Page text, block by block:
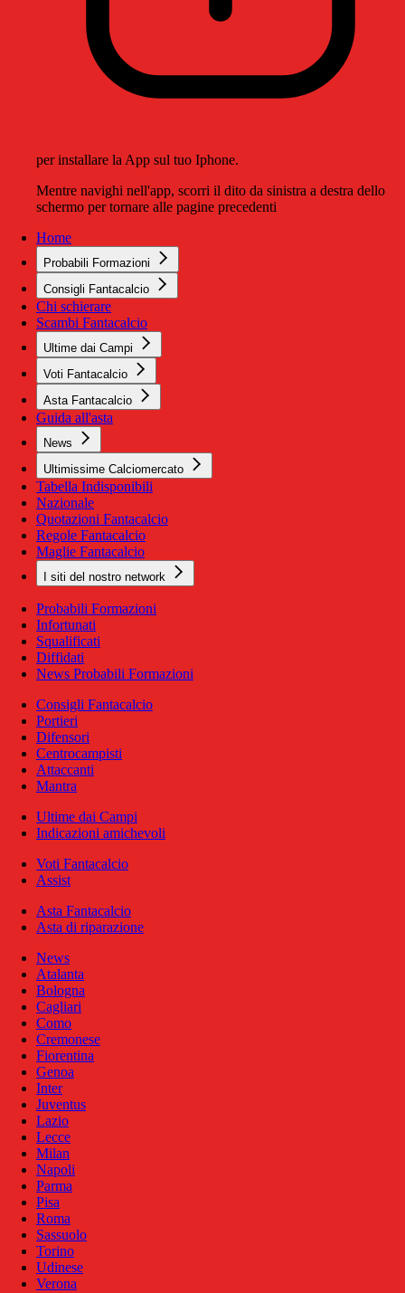
per installare la App sul tuo Iphone.
Mentre navighi nell'app, scorri il dito da sinistra a destra dello
schermo per tornare alle pagine precedenti
Home
Probabili Formazioni
Consigli Fantacalcio
Chi schierare
Scambi Fantacalcio
Ultime dai Campi
Voti Fantacalcio
Asta Fantacalcio
Guida all'asta
News
Ultimissime Calciomercato
Tabella Indisponibili
Nazionale
Quotazioni Fantacalcio
Regole Fantacalcio
Maglie Fantacalcio
I siti del nostro network
Probabili Formazioni
Infortunati
Squalificati
Diffidati
News Probabili Formazioni
Consigli Fantacalcio
Portieri
Difensori
Centrocampisti
Attaccanti
Mantra
Ultime dai Campi
Indicazioni amichevoli
Voti Fantacalcio
Assist
Asta Fantacalcio
Asta di riparazione
News
Atalanta
Bologna
Cagliari
Como
Cremonese
Fiorentina
Genoa
Inter
Juventus
Lazio
Lecce
Milan
Napoli
Parma
Pisa
Roma
Sassuolo
Torino
Udinese
Verona